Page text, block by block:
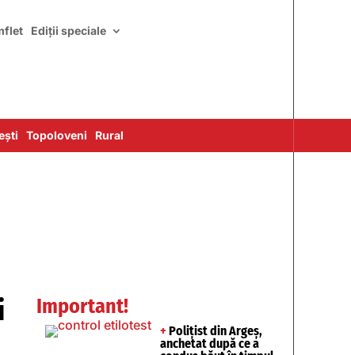
Ediții speciale
Topoloveni Rural
Important!
+ Polițist din Argeș,
anchetat după ce a